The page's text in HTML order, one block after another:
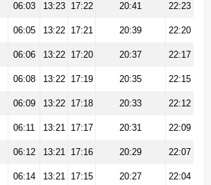
06:03 13:23 17:22 20:41 22:23
06:05 13:22 17:21 20:39 22:20
06:06 13:22 17:20 20:37 22:17
06:08 13:22 17:19 20:35 22:15
06:09 13:22 17:18 20:33 22:12
06:11 13:21 17:17 20:31 22:09
06:12 13:21 17:16 20:29 22:07
06:14 13:21 17:15 20:27 22:04